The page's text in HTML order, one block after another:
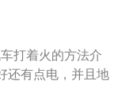
，电瓶能保持最佳
将电瓶线切断，
使用。4、高功率
气泵等等，瞬时间
打着火的方法介
还有点电，并且地
上一档，踩下离合